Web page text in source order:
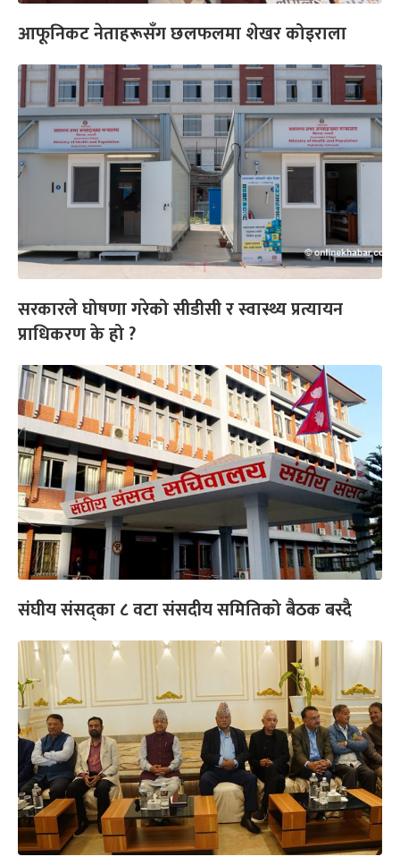
आफूनिकट नेताहरूसँग छलफलमा शेखर कोइराला
सरकारले घोषणा गरेको सीडीसी र स्वास्थ्य प्रत्यायन
प्राधिकरण के हो ?
संघीय संसद्का ८ वटा संसदीय समितिको बैठक बस्दै